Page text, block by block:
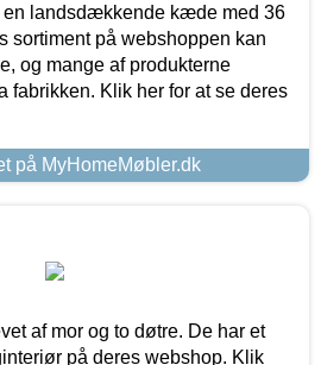
en landsdækkende kæde med 36
sortiment på webshoppen kan
og mange af produkterne
fabrikken. Klik her for at se deres
på MyHomeMøbler.dk
af mor og to døtre. De har et
på deres webshop. Klik